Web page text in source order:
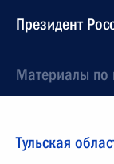
Президент
Материалы по
Тульская